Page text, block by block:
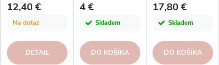
12,40 €
Na dotaz
DETAIL
biela/
8x8x9cm, ks
4 €
Skladem
DO KOŠÍKA
sklenený, zl
17,80 €
Skladem
DO KOŠÍKA